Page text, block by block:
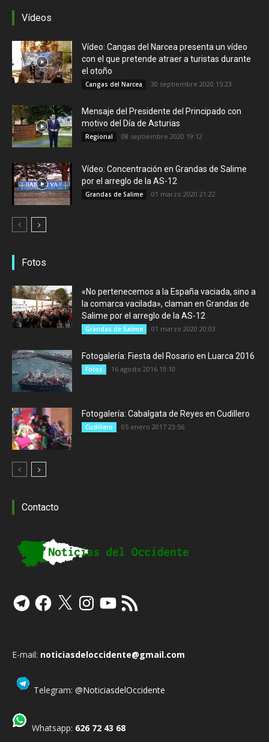
Vídeos
Vídeo: Cangas del Narcea presenta un vídeo
con el que pretende atraer a turistas durante
el otoño
Cangas del Narcea 30 septiembre 2020 15:23
Mensaje del Presidente del Principado con
motivo del Día de Asturias
Regional 08 septiembre 2020 19:12
Vídeo: Concentración en Grandas de Salime
por el arreglo de la AS-12
Grandas de Salime 01 marzo 2020 21:22
Fotos
«No pertenecemos a la España vaciada, sino a
la comarca vacilada», claman en Grandas de
Salime por el arreglo de la AS-12
Grandas de Salime 01 marzo 2020 20:03
Fotogalería: Fiesta del Rosario en Luarca 2016
Fotos 16 agosto 2016 19:10
Fotogalería: Cabalgata de Reyes en Cudillero
Cudillero 05 enero 2017 23:56
Contacto
TelegramFacebook
X InstagramYouTube
Feed
RSS
E-mail: noticiasdeloccidente@gmail.com
Telegram: @NoticiasdelOccidente
Whatsapp: 626 72 43 68